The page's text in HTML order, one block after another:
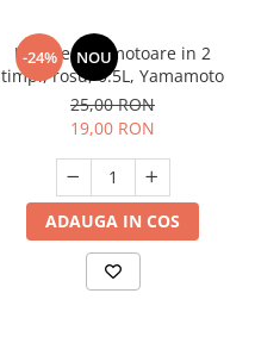
-24% NOU
Ulei pentru motoare in 2
timpi, rosu, 0.5L, Yamamoto
25,00 RON
19,00 RON
ADAUGA IN COS